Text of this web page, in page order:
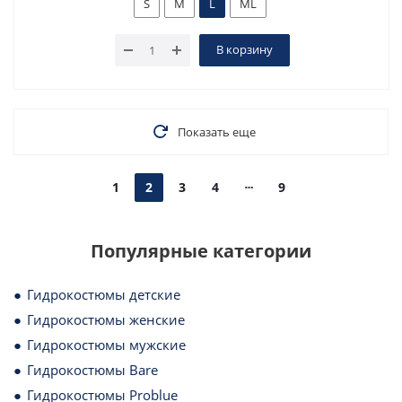
В корзину
Показать еще
1 2 3 4 9
Популярные категории
Гидрокостюмы детские
Гидрокостюмы женские
Гидрокостюмы мужские
Гидрокостюмы Bare
Гидрокостюмы Problue